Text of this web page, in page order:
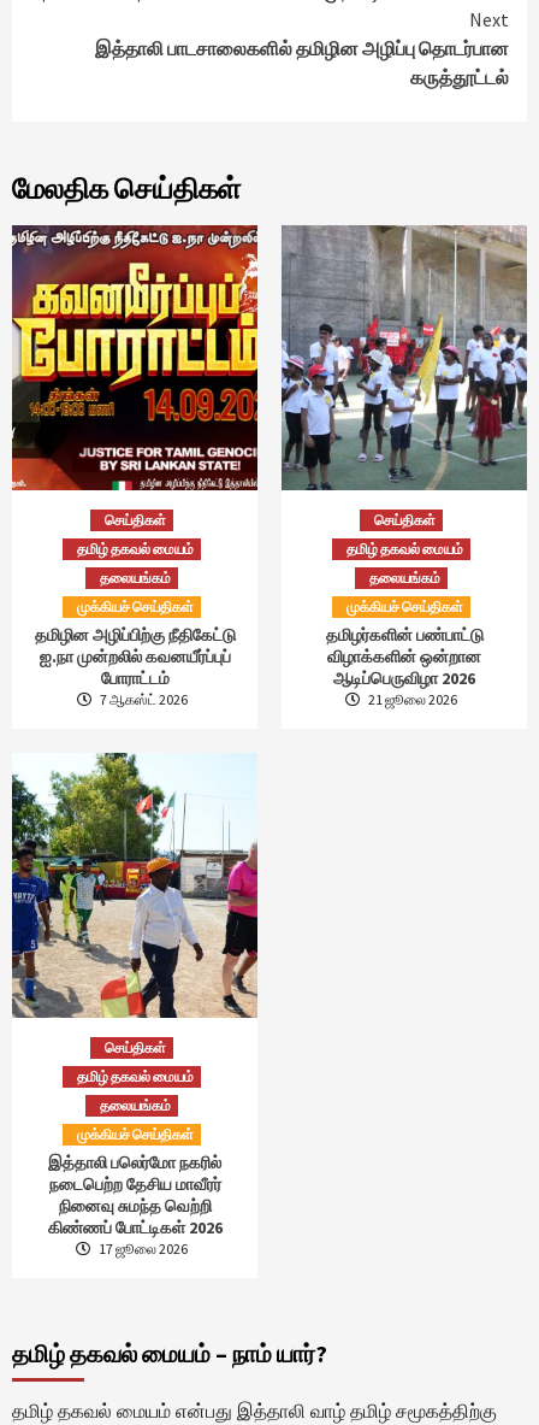
Next
இத்தாலி பாடசாலைகளில் தமிழின அழிப்பு தொடர்பான
கருத்தூட்டல்
மேலதிக செய்திகள்
செய்திகள்
தமிழ் தகவல் மையம்
தலையங்கம்
முக்கியச் செய்திகள்
தமிழின அழிப்பிற்கு நீதிகேட்டு
ஐ.நா முன்றலில் கவனயீர்ப்புப்
போராட்டம்
7 ஆகஸ்ட் 2026
செய்திகள்
தமிழ் தகவல் மையம்
தலையங்கம்
முக்கியச் செய்திகள்
தமிழர்களின் பண்பாட்டு
விழாக்களின் ஒன்றான
ஆடிப்பெருவிழா 2026
21 ஜூலை 2026
செய்திகள்
தமிழ் தகவல் மையம்
தலையங்கம்
முக்கியச் செய்திகள்
இத்தாலி பலெர்மோ நகரில்
நடைபெற்ற தேசிய மாவீரர்
நினைவு சுமந்த வெற்றி
கிண்ணப் போட்டிகள் 2026
17 ஜூலை 2026
தமிழ் தகவல் மையம் – நாம் யார்?
தமிழ் தகவல் மையம் என்பது இத்தாலி வாழ் தமிழ் சமூகத்திற்கு